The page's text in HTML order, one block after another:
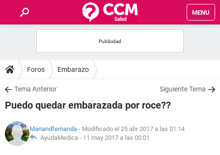
MENU
FOROS
SALUD
NUTRICIÓN
Foros Embarazo
Tema Anterior Siguiente Tema
Puedo quedar embarazada por roce??
Mariandfernanda - Modificado el 25 abr 2017 a las 01:14
AyudaMedica - 11 may 2017 a las 00:01